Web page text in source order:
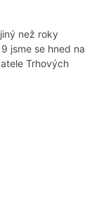
než roky
jsme se hned na
Trhových